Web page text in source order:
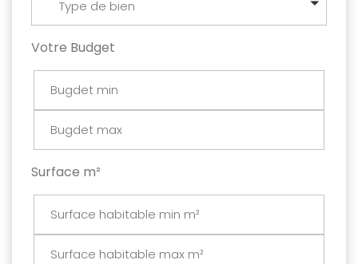
Type de bien
Votre Budget
Surface m²